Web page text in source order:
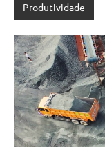
Produtividade